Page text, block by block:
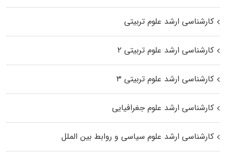
کارشناسی ارشد علوم تربیتی
کارشناسی ارشد علوم تربیتی ۲
کارشناسی ارشد علوم تربیتی ۳
کارشناسی ارشد علوم جغرافیایی
کارشناسی ارشد علوم سیاسی و روابط بین الملل